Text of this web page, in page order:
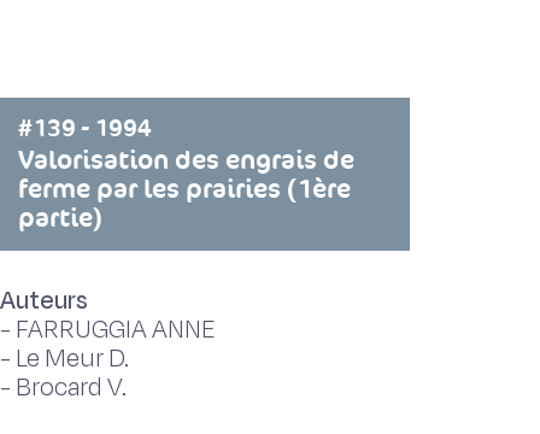
#139 - 1994
Valorisation des engrais de
ferme par les prairies (1ère
partie)
Auteurs
- FARRUGGIA ANNE
- Le Meur D.
- Brocard V.